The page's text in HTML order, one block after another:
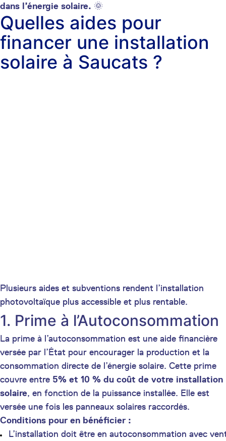
dans l’énergie solaire. 🌞
Quelles aides pour
financer une installation
solaire à Saucats ?
Plusieurs aides et subventions rendent l’installation
photovoltaïque plus accessible et plus rentable.
1. Prime à l’Autoconsommation
La prime à l’autoconsommation est une aide financière
versée par l’État pour encourager la production et la
consommation directe de l’énergie solaire. Cette prime
couvre entre 5% et 10 % du coût de votre installation
solaire, en fonction de la puissance installée. Elle est
versée une fois les panneaux solaires raccordés.
Conditions pour en bénéficier :
L’installation doit être en autoconsommation avec